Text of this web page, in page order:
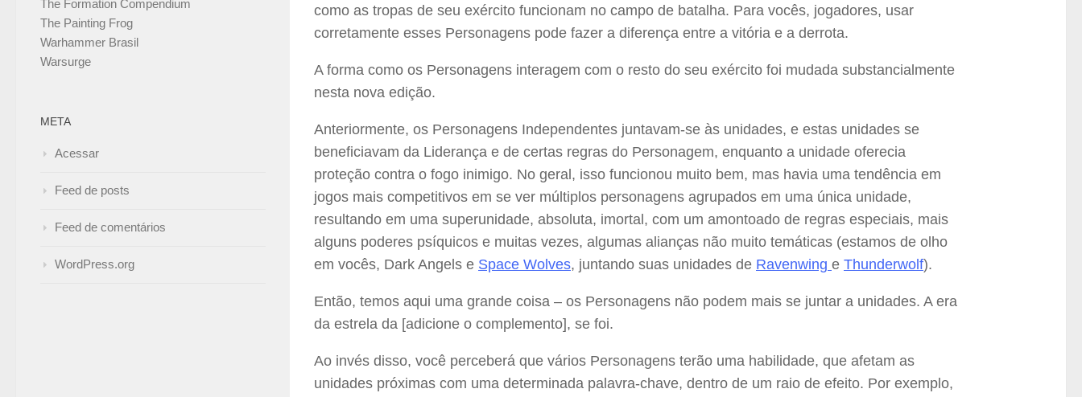
como as tropas de seu exército funcionam no campo de batalha. Para vocês, jogadores, usar
corretamente esses Personagens pode fazer a diferença entre a vitória e a derrota.
A forma como os Personagens interagem com o resto do seu exército foi mudada substancialmente
nesta nova edição.
Anteriormente, os Personagens Independentes juntavam-se às unidades, e estas unidades se
beneficiavam da Liderança e de certas regras do Personagem, enquanto a unidade oferecia
proteção contra o fogo inimigo. No geral, isso funcionou muito bem, mas havia uma tendência em
jogos mais competitivos em se ver múltiplos personagens agrupados em uma única unidade,
resultando em uma superunidade, absoluta, imortal, com um amontoado de regras especiais, mais
alguns poderes psíquicos e muitas vezes, algumas alianças não muito temáticas (estamos de olho
em vocês, Dark Angels e Space Wolves, juntando suas unidades de Ravenwing e Thunderwolf).
Então, temos aqui uma grande coisa – os Personagens não podem mais se juntar a unidades. A era
da estrela da [adicione o complemento], se foi.
Ao invés disso, você perceberá que vários Personagens terão uma habilidade, que afetam as
unidades próximas com uma determinada palavra-chave, dentro de um raio de efeito. Por exemplo,
The Formation Compendium
The Painting Frog
Warhammer Brasil
Warsurge
META
Acessar
Feed de posts
Feed de comentários
WordPress.org